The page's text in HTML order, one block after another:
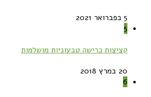
5 בפברואר 2021
5
קציצות כרישה טבעוניות מושלמות
20 במרץ 2018
6